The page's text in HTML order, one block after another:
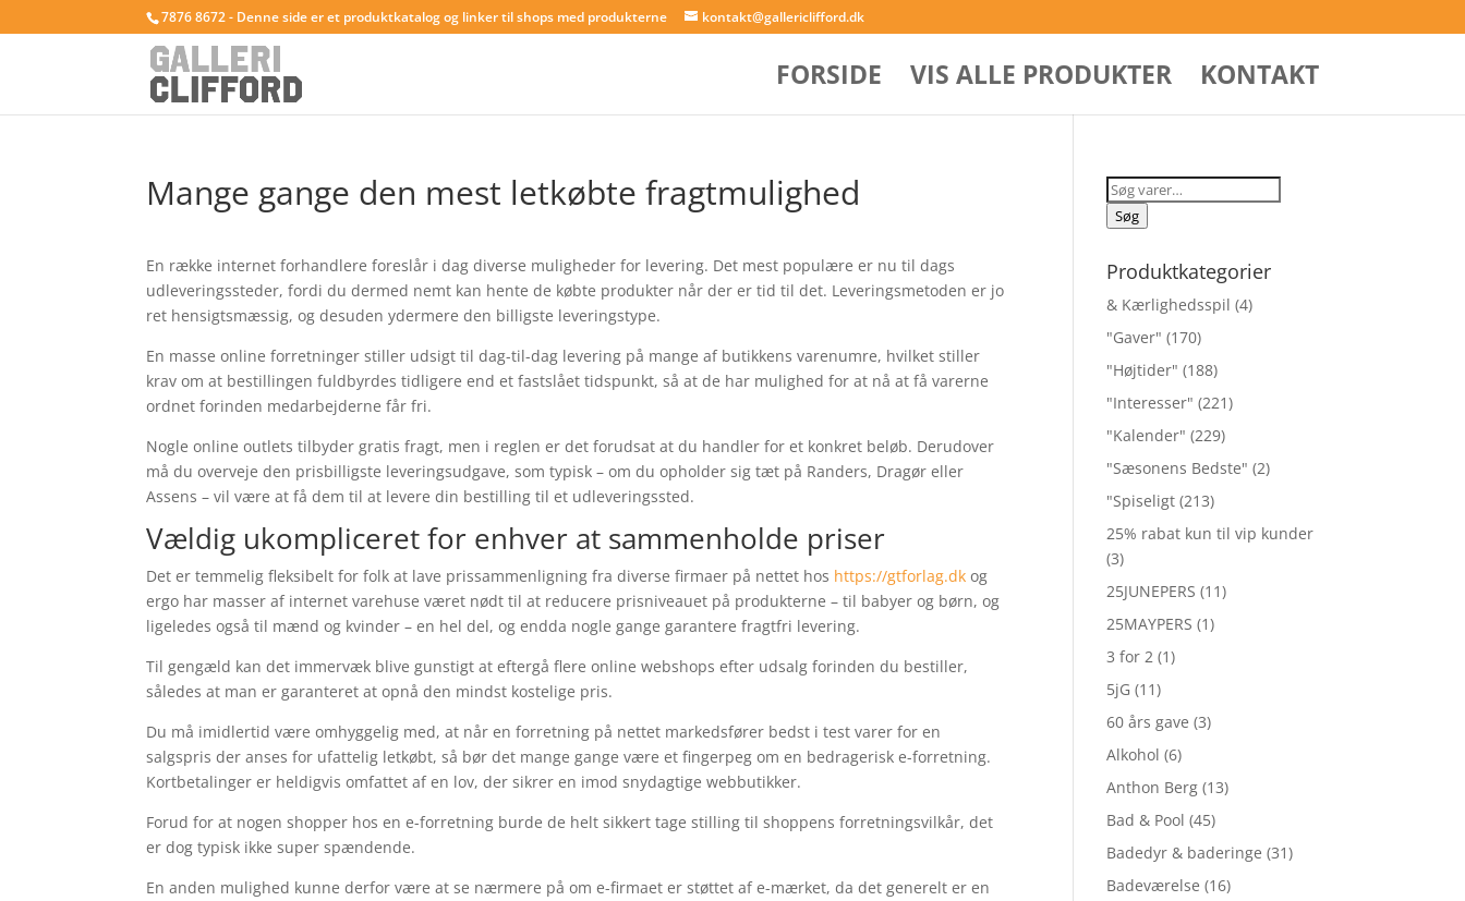
7876 8672 - Denne side er et produktkatalog og linker til shops med produkterne kontakt@gallericlifford.dk
FORSIDE VIS ALLE PRODUKTER KONTAKT
Mange gange den mest letkøbte fragtmulighed
En række internet forhandlere foreslår i dag diverse muligheder for levering. Det mest populære er nu til dags
udleveringssteder, fordi du dermed nemt kan hente de købte produkter når der er tid til det. Leveringsmetoden er jo
ret hensigtsmæssig, og desuden ydermere den billigste leveringstype.
En masse online forretninger stiller udsigt til dag-til-dag levering på mange af butikkens varenumre, hvilket stiller
krav om at bestillingen fuldbyrdes tidligere end et fastslået tidspunkt, så at de har mulighed for at nå at få varerne
ordnet forinden medarbejderne får fri.
Nogle online outlets tilbyder gratis fragt, men i reglen er det forudsat at du handler for et konkret beløb. Derudover
må du overveje den prisbilligste leveringsudgave, som typisk – om du opholder sig tæt på Randers, Dragør eller
Assens – vil være at få dem til at levere din bestilling til et udleveringssted.
Vældig ukompliceret for enhver at sammenholde priser
Det er temmelig fleksibelt for folk at lave prissammenligning fra diverse firmaer på nettet hos https://gtforlag.dk og
ergo har masser af internet varehuse været nødt til at reducere prisniveauet på produkterne – til babyer og børn, og
ligeledes også til mænd og kvinder – en hel del, og endda nogle gange garantere fragtfri levering.
Til gengæld kan det immervæk blive gunstigt at eftergå flere online webshops efter udsalg forinden du bestiller,
således at man er garanteret at opnå den mindst kostelige pris.
Du må imidlertid være omhyggelig med, at når en forretning på nettet markedsfører bedst i test varer for en
salgspris der anses for ufattelig letkøbt, så bør det mange gange være et fingerpeg om en bedragerisk e-forretning.
Kortbetalinger er heldigvis omfattet af en lov, der sikrer en imod snydagtige webbutikker.
Forud for at nogen shopper hos en e-forretning burde de helt sikkert tage stilling til shoppens forretningsvilkår, det
er dog typisk ikke super spændende.
En anden mulighed kunne derfor være at se nærmere på om e-firmaet er støttet af e-mærket, da det generelt er en
Søg
efter:
Søg
Produktkategorier
& Kærlighedsspil (4)
"Gaver" (170)
"Højtider" (188)
"Interesser" (221)
"Kalender" (229)
"Sæsonens Bedste" (2)
"Spiseligt (213)
25% rabat kun til vip kunder
(3)
25JUNEPERS (11)
25MAYPERS (1)
3 for 2 (1)
5jG (11)
60 års gave (3)
Alkohol (6)
Anthon Berg (13)
Bad & Pool (45)
Badedyr & baderinge (31)
Badeværelse (16)